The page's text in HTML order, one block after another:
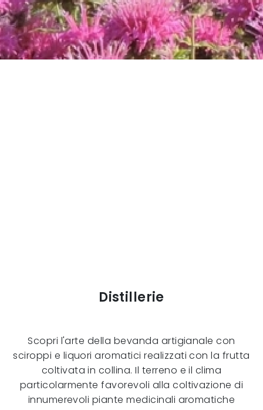
Distillerie
Scopri l'arte della bevanda artigianale con
sciroppi e liquori aromatici realizzati con la frutta
coltivata in collina. Il terreno e il clima
particolarmente favorevoli alla coltivazione di
innumerevoli piante medicinali aromatiche